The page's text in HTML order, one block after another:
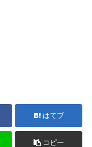
はてブ
コピー